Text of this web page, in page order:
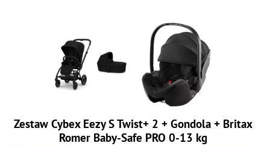
Zestaw Cybex Eezy S Twist+ 2 + Gondola + Britax
Romer Baby-Safe PRO 0-13 kg